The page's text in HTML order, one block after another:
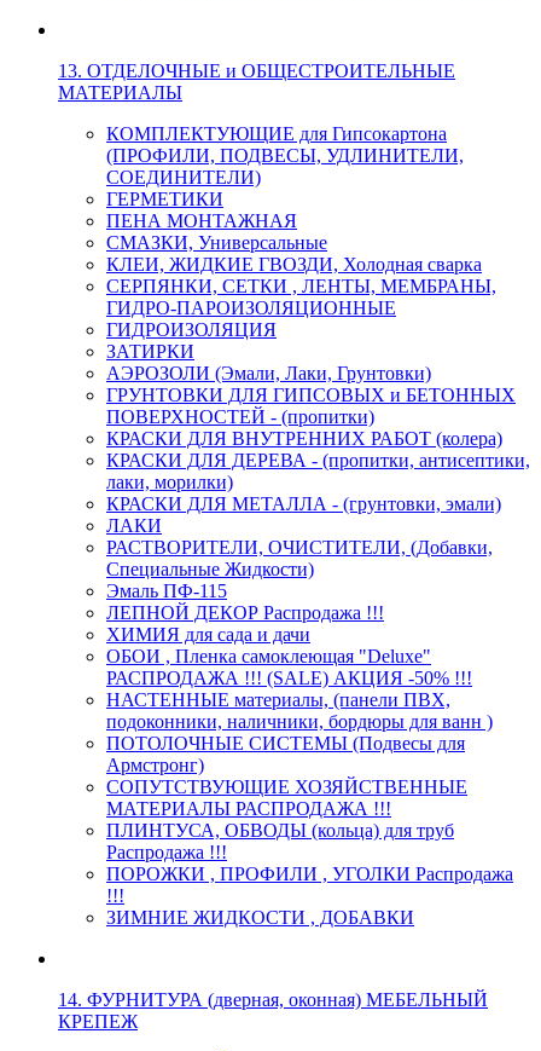
13. ОТДЕЛОЧНЫЕ и ОБЩЕСТРОИТЕЛЬНЫЕ
МАТЕРИАЛЫ
КОМПЛЕКТУЮЩИЕ для Гипсокартона
(ПРОФИЛИ, ПОДВЕСЫ, УДЛИНИТЕЛИ,
СОЕДИНИТЕЛИ)
ГЕРМЕТИКИ
ПЕНА МОНТАЖНАЯ
СМАЗКИ, Универсальные
КЛЕИ, ЖИДКИЕ ГВОЗДИ, Холодная сварка
СЕРПЯНКИ, СЕТКИ , ЛЕНТЫ, МЕМБРАНЫ,
ГИДРО-ПАРОИЗОЛЯЦИОННЫЕ
ГИДРОИЗОЛЯЦИЯ
ЗАТИРКИ
АЭРОЗОЛИ (Эмали, Лаки, Грунтовки)
ГРУНТОВКИ ДЛЯ ГИПСОВЫХ и БЕТОННЫХ
ПОВЕРХНОСТЕЙ - (пропитки)
КРАСКИ ДЛЯ ВНУТРЕННИХ РАБОТ (колера)
КРАСКИ ДЛЯ ДЕРЕВА - (пропитки, антисептики,
лаки, морилки)
КРАСКИ ДЛЯ МЕТАЛЛА - (грунтовки, эмали)
ЛАКИ
РАСТВОРИТЕЛИ, ОЧИСТИТЕЛИ, (Добавки,
Специальные Жидкости)
Эмаль ПФ-115
ЛЕПНОЙ ДЕКОР Распродажа !!!
ХИМИЯ для сада и дачи
ОБОИ , Пленка самоклеющая "Deluxe"
РАСПРОДАЖА !!! (SALE) АКЦИЯ -50% !!!
НАСТЕННЫЕ материалы, (панели ПВХ,
подоконники, наличники, бордюры для ванн )
ПОТОЛОЧНЫЕ СИСТЕМЫ (Подвесы для
Армстронг)
СОПУТСТВУЮЩИЕ ХОЗЯЙСТВЕННЫЕ
МАТЕРИАЛЫ РАСПРОДАЖА !!!
ПЛИНТУСА, ОБВОДЫ (кольца) для труб
Распродажа !!!
ПОРОЖКИ , ПРОФИЛИ , УГОЛКИ Распродажа
!!!
ЗИМНИЕ ЖИДКОСТИ , ДОБАВКИ
14. ФУРНИТУРА (дверная, оконная) МЕБЕЛЬНЫЙ
КРЕПЕЖ